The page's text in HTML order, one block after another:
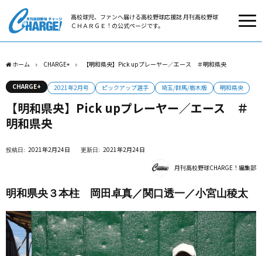
高校球児、ファンへ届ける高校野球応援誌 月刊高校野球
ＣＨＡＲＧＥ！の公式ページです。
ホーム CHARGE+ 【明和県央】Pick upプレーヤー／エース ＃明和県央
CHARGE+ 2021年2月号 ピックアップ選手 埼玉/群馬/栃木版 明和県央
【明和県央】Pick upプレーヤー／エース ＃
明和県央
2021年2月24日 2021年2月24日
月刊高校野球CHARGE！編集部
明和県央３本柱 岡田卓真／関口透一／小宮山稜太